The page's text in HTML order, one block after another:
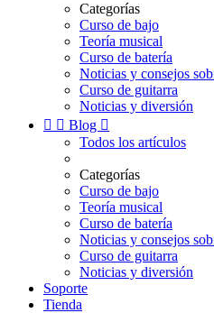
Categorías
Curso de bajo
Teoría musical
Curso de batería
Noticias y consejos
Curso de guitarra
Noticias y diversión
  Blog 
Todos los artículos
Categorías
Curso de bajo
Teoría musical
Curso de batería
Noticias y consejos
Curso de guitarra
Noticias y diversión
Soporte
Tienda